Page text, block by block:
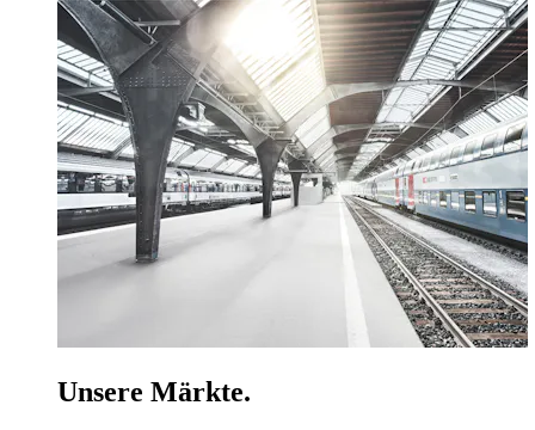
Unsere Märkte.